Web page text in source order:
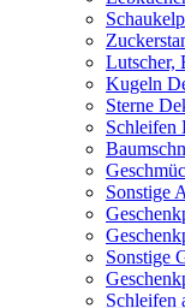
Lutscher,
Kugeln
Sterne
Schleifen
Sonstige
Sonstige
Schleifen